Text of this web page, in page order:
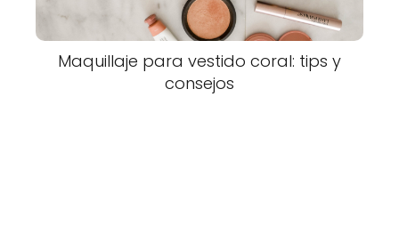
Maquillaje para vestido coral: tips y
consejos